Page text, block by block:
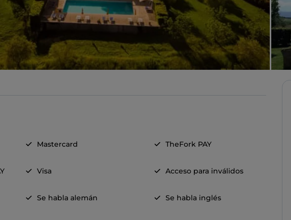
Mastercard TheFork PAY
Visa Acceso para inválidos
Se habla alemán Se habla inglés